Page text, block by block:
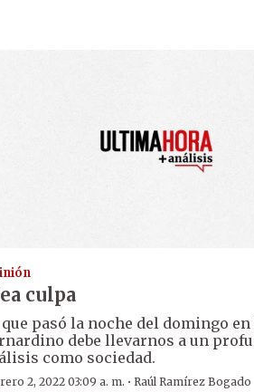
culpa
pasó la noche del domingo en
debe llevarnos a un
como sociedad.
2, 2022 03:09 a. m. ·Raúl Ramírez Bogado